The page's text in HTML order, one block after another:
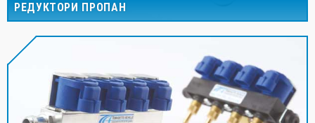
РЕДУКТОРИ ПРОПАН